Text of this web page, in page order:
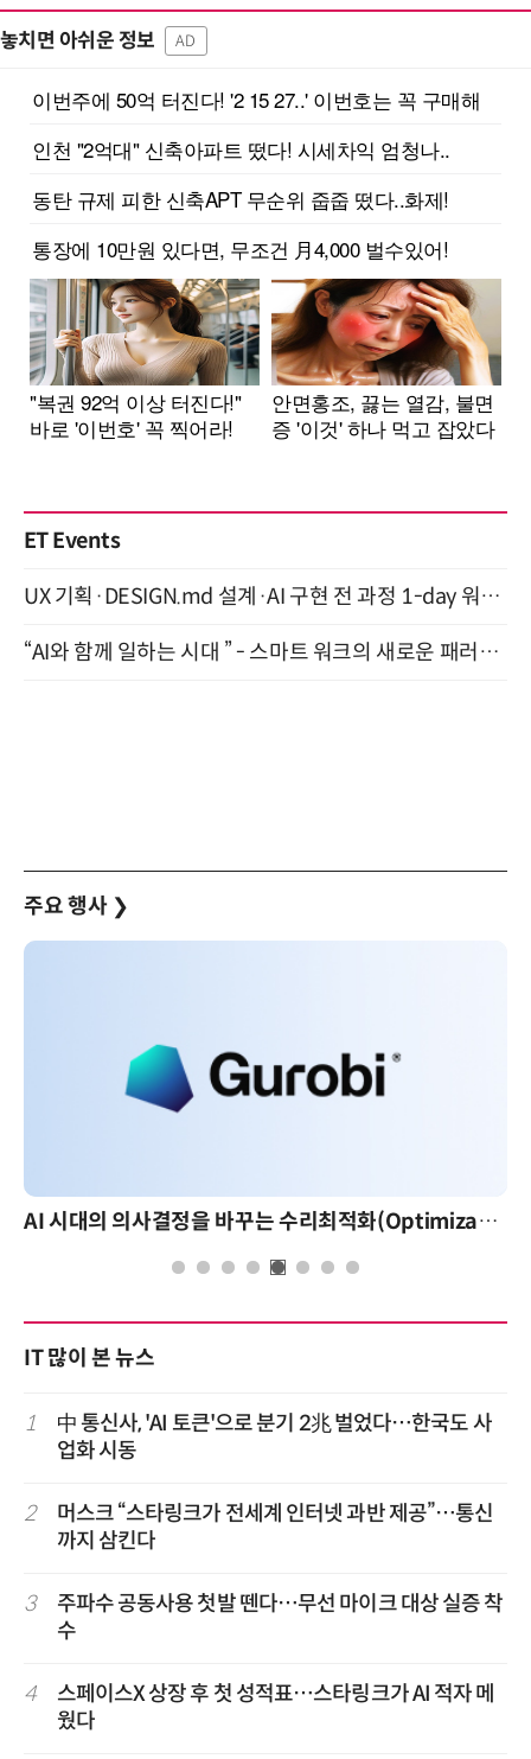
놓치면 아쉬운 정보 AD
ET Events
UX 기획·DESIGN.md 설계·AI 구현 전 과정 1-day 워크숍 with Claude Code·Codex 9월 15일 개최
“AI와 함께 일하는 시대 ” - 스마트 워크의 새로운 패러다임 (9/11)
주요 행사 ❯
AI 시대의 의사결정을 바꾸는 수리최적화(Optimization): 실제 산업 적용 사례와 활용 전략
IT 많이 본 뉴스
1
中 통신사, 'AI 토큰'으로 분기 2兆 벌었다…한국도 사
업화 시동
2
머스크 “스타링크가 전세계 인터넷 과반 제공”…통신
까지 삼킨다
3
주파수 공동사용 첫발 뗀다…무선 마이크 대상 실증 착
수
4
스페이스X 상장 후 첫 성적표…스타링크가 AI 적자 메
웠다